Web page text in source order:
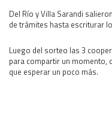
ENLACES
CONTACTO
Del Río y Villa Sarandi
de trámites hasta escriturar
Luego del sorteo las 3
para compartir un momento,
que esperar un poco más.